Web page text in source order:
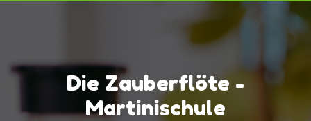
Die Zauberflöte -
Martinischule